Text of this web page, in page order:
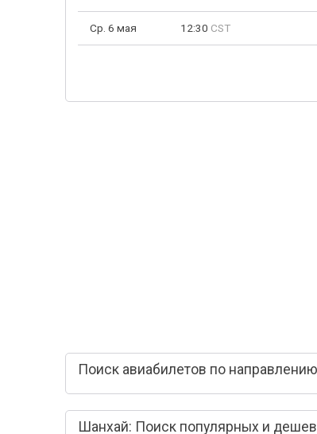
Ср. 6 мая 12:30 CST
Поиск авиабилетов по
Шанхай: Поиск популярных и